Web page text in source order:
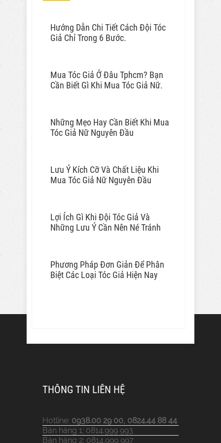
Hướng Dẫn Chi Tiết Cách Đội Tóc
Giả Chỉ Trong 6 Bước.
Mua Tóc Giả Ở Đâu Tphcm? Bạn
Cần Biết Gì Khi Mua Tóc Giả Nữ.
Những Mẹo Hay Cần Biết Khi Mua
Tóc Giả Nữ Nguyên Đầu
Lưu Ý Kích Cỡ Và Chất Liệu Khi
Mua Tóc Giả Nữ Nguyên Đầu
Lợi Ích Gì Khi Đội Tóc Giả Và
Những Lưu Ý Cần Nên Né Tránh
Phương Pháp Đơn Giản Để Phân
Biệt Các Loại Tóc Giả Hiện Nay
THÔNG TIN LIÊN HỆ
Hotline: 0938.00 29 00, 0824.44 88 44
Bán hàng 1: 0814.999 993
Bán hàng 2: 0814.999 997